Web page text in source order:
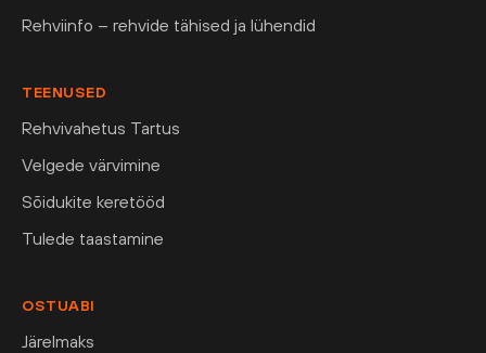
Rehviinfo – rehvide tähised ja lühendid
TEENUSED
Rehvivahetus Tartus
Velgede värvimine
Sõidukite keretööd
Tulede taastamine
OSTUABI
Järelmaks